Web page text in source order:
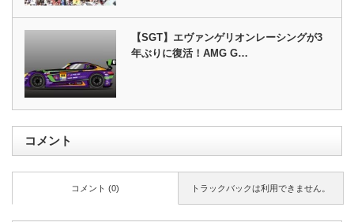
【SGT】エヴァンゲリオンレーシングが3
年ぶりに復活！AMG G…
コメント
トラックバックは利用できません。
コメント (0)